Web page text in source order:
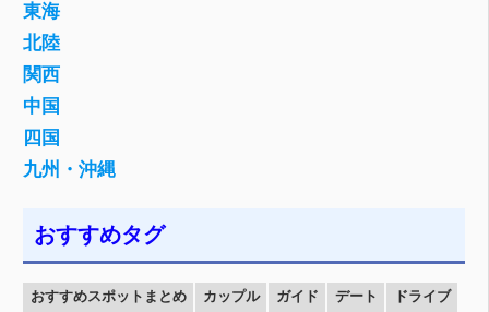
東海
北陸
関西
中国
四国
九州・沖縄
おすすめタグ
おすすめスポットまとめ カップル ガイド デート
ドライブ